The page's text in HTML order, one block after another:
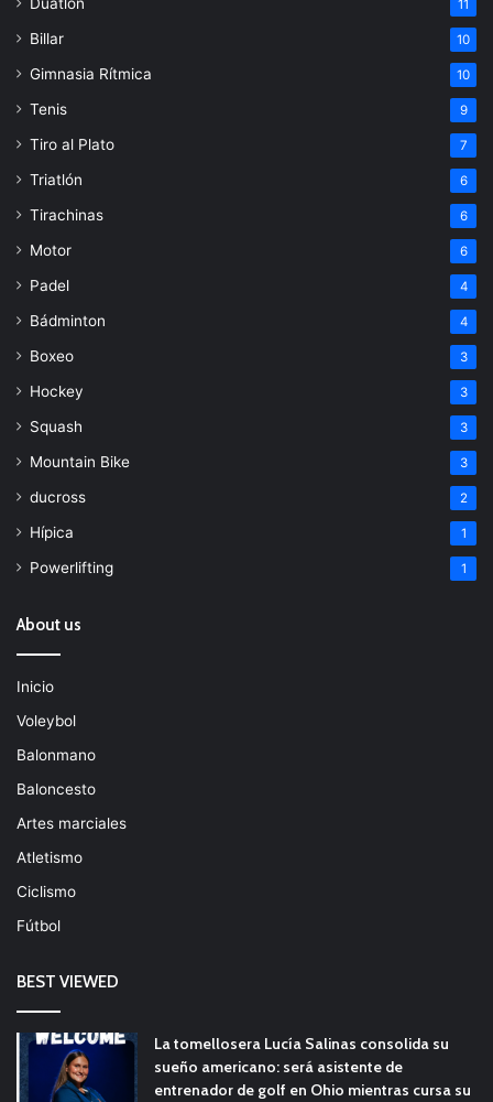
11
Billar 10
Gimnasia Rítmica 10
Tenis 9
Tiro al Plato 7
Triatlón 6
Tirachinas 6
Motor 6
Padel 4
Bádminton 4
Boxeo 3
Hockey 3
Squash 3
Mountain Bike 3
ducross 2
Hípica 1
Powerlifting 1
About us
Inicio
Voleybol
Balonmano
Baloncesto
Artes marciales
Atletismo
Ciclismo
Fútbol
BEST VIEWED
La tomellosera Lucía Salinas consolida su
sueño americano: será asistente de
entrenador de golf en Ohio mientras cursa su